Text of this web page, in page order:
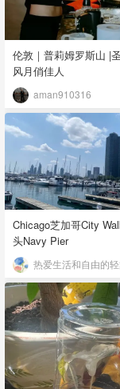
伦敦｜普莉姆罗斯山 |
风月俏佳人
aman910316
Chicago芝加哥City
头Navy Pier